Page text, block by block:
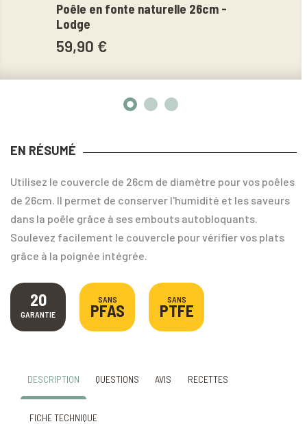
Poêle en fonte naturelle 26cm -
Lodge
59,90 €
EN RÉSUMÉ
Utilisez le couvercle de 26cm de diamètre pour vos poêles
de 26cm. Il permet de conserver l'humidité et les saveurs
dans la poêle grâce à ses embouts autobloquants.
Soulevez facilement le couvercle pour vérifier vos plats
grâce à la poignée intégrée.
20
GARANTIE
SANS
PFAS
SANS
PTFE
DESCRIPTION QUESTIONS AVIS RECETTES
FICHE TECHNIQUE